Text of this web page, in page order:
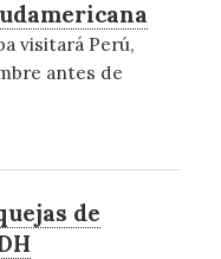
visitará Perú,
antes de
de